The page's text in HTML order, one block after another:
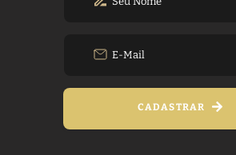
CADASTRAR